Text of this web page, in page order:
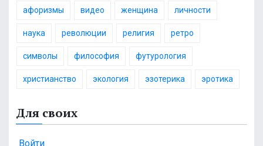
афоризмы видео женщина личности
наука революции религия ретро
символы философия футурология
христианство экология эзотерика эротика
Для своих
Войти